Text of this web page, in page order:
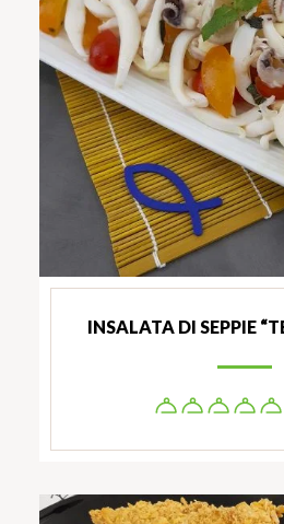
INSALATA DI SEPPIE